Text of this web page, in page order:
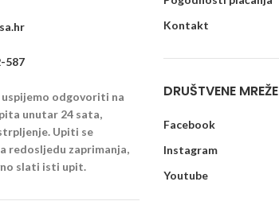
587
uspijemo odgovoriti na
unutar 24 sata,
Upiti se
redosljedu zaprimanja,
slati isti upit.
Kontakt
DRUŠTVENE MREŽE
Facebook
Instagram
Youtube